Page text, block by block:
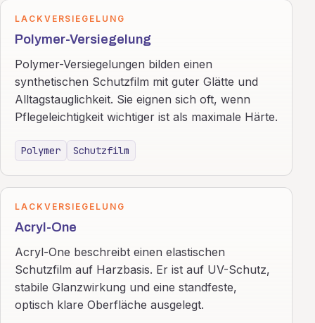
LACKVERSIEGELUNG
Polymer-Versiegelung
Polymer-Versiegelungen bilden einen
synthetischen Schutzfilm mit guter Glätte und
Alltagstauglichkeit. Sie eignen sich oft, wenn
Pflegeleichtigkeit wichtiger ist als maximale Härte.
Polymer Schutzfilm
LACKVERSIEGELUNG
Acryl-One
Acryl-One beschreibt einen elastischen
Schutzfilm auf Harzbasis. Er ist auf UV-Schutz,
stabile Glanzwirkung und eine standfeste,
optisch klare Oberfläche ausgelegt.